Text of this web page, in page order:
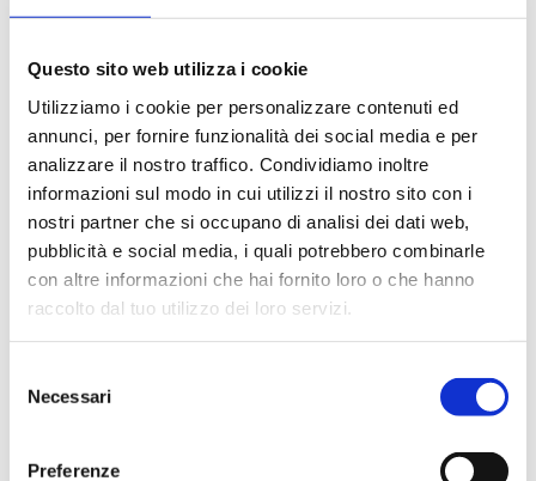
Questo sito web utilizza i cookie
Utilizziamo i cookie per personalizzare contenuti ed
annunci, per fornire funzionalità dei social media e per
analizzare il nostro traffico. Condividiamo inoltre
informazioni sul modo in cui utilizzi il nostro sito con i
nostri partner che si occupano di analisi dei dati web,
pubblicità e social media, i quali potrebbero combinarle
con altre informazioni che hai fornito loro o che hanno
raccolto dal tuo utilizzo dei loro servizi.
delNecessari
Preferenze
2 Settembre 2021
occhi e quella dei tuoi figli.